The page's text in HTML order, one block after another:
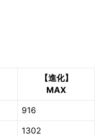
【進化】
MAX
916
1302